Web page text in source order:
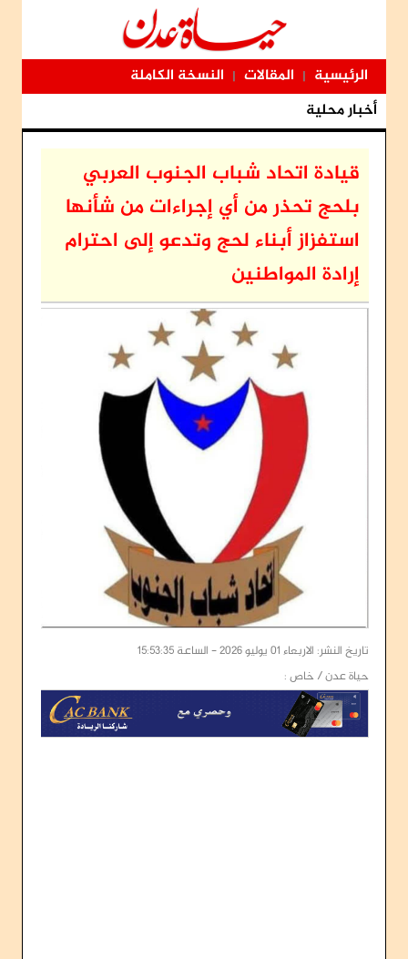
الرئيسية | المقالات | النسخة الكاملة
أخبار محلية
قيادة اتحاد شباب الجنوب العربي
بلحج تحذر من أي إجراءات من شأنها
استفزاز أبناء لحج وتدعو إلى احترام
إرادة المواطنين
تاريخ النشر: الاربعاء 01 يوليو 2026 - الساعة 15:53:35
حياة عدن / خاص :